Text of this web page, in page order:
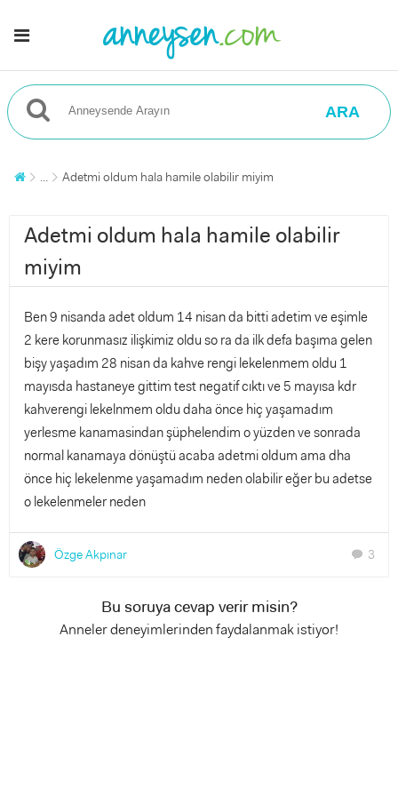
ARA
... Adetmi oldum hala hamile olabilir miyim
Adetmi oldum hala hamile olabilir
miyim
Ben 9 nisanda adet oldum 14 nisan da bitti adetim ve eşimle
2 kere korunmasız ilişkimiz oldu so ra da ilk defa başıma gelen
bişy yaşadım 28 nisan da kahve rengi lekelenmem oldu 1
mayısda hastaneye gittim test negatif cıktı ve 5 mayısa kdr
kahverengi lekelnmem oldu daha önce hiç yaşamadım
yerlesme kanamasindan şüphelendim o yüzden ve sonrada
normal kanamaya dönüştü acaba adetmi oldum ama dha
önce hiç lekelenme yaşamadım neden olabilir eğer bu adetse
o lekelenmeler neden
Özge Akpınar chat 3
Bu soruya cevap verir misin?
Anneler deneyimlerinden faydalanmak istiyor!